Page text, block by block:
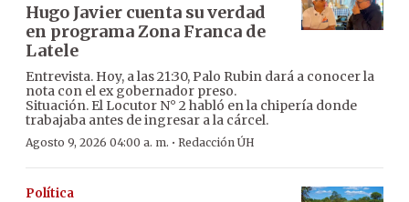
Hugo Javier cuenta su verdad
en programa Zona Franca de
Latele
Entrevista. Hoy, a las 21:30, Palo Rubin dará a conocer la
nota con el ex gobernador preso.
Situación. El Locutor N° 2 habló en la chipería donde
trabajaba antes de ingresar a la cárcel.
Agosto 9, 2026 04:00 a. m. · Redacción ÚH
Política